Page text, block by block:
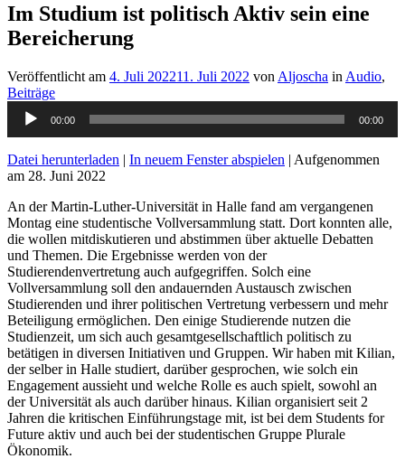
Im Studium ist politisch Aktiv sein eine
Bereicherung
Veröffentlicht am 4. Juli 202211. Juli 2022 von Aljoscha in Audio,
Beiträge
Audio-
Player
00:00 00:00
Datei herunterladen | In neuem Fenster abspielen | Aufgenommen
am 28. Juni 2022
An der Martin-Luther-Universität in Halle fand am vergangenen
Montag eine studentische Vollversammlung statt. Dort konnten alle,
die wollen mitdiskutieren und abstimmen über aktuelle Debatten
und Themen. Die Ergebnisse werden von der
Studierendenvertretung auch aufgegriffen. Solch eine
Vollversammlung soll den andauernden Austausch zwischen
Studierenden und ihrer politischen Vertretung verbessern und mehr
Beteiligung ermöglichen. Den einige Studierende nutzen die
Studienzeit, um sich auch gesamtgesellschaftlich politisch zu
betätigen in diversen Initiativen und Gruppen. Wir haben mit Kilian,
der selber in Halle studiert, darüber gesprochen, wie solch ein
Engagement aussieht und welche Rolle es auch spielt, sowohl an
der Universität als auch darüber hinaus. Kilian organisiert seit 2
Jahren die kritischen Einführungstage mit, ist bei dem Students for
Future aktiv und auch bei der studentischen Gruppe Plurale
Ökonomik.